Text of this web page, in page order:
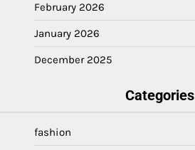
February 2026
January 2026
December 2025
Categories
fashion